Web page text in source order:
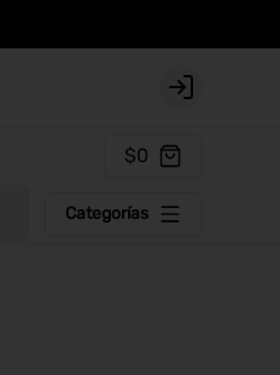
Login
$0
Categorías